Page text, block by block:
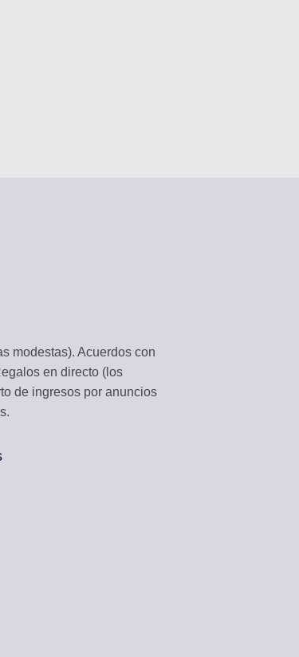
modestas). Acuerdos con
en directo (los
de ingresos por anuncios